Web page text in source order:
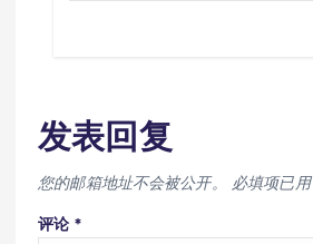
发表回复
您的邮箱地址不会被公开。 必填项已用
评论 *